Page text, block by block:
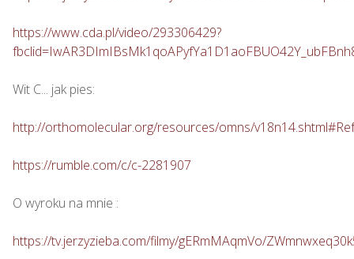
https://www.cda.pl/video/293306429?
Wit C... jak pies:
http://orthomolecular.org/resources/omns/
https://rumble.com/c/c-2281907
O wyroku na mnie :
https://tv.jerzyzieba.com/filmy/gERmMAqmVo/